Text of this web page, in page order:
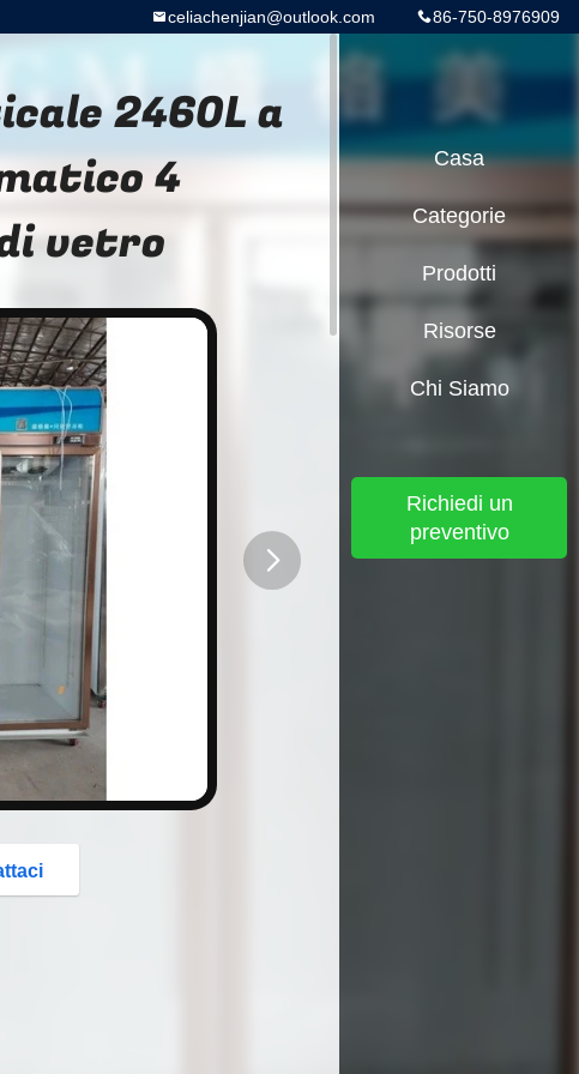
86-750-8976909
celiachenjian@outlook.com
2460L a
4
vetro
Casa
Categorie
Prodotti
Risorse
Chi Siamo
Richiedi un
preventivo